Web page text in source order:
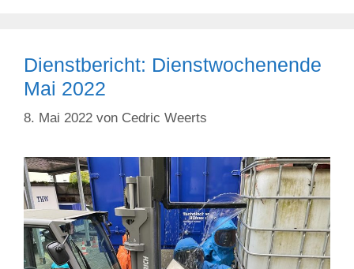
Dienstbericht: Dienstwochenende
Mai 2022
8. Mai 2022 von Cedric Weerts